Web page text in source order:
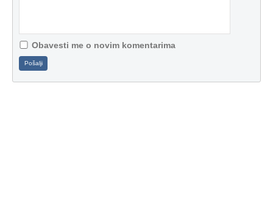
Obavesti me o novim komentarima
Pošalji